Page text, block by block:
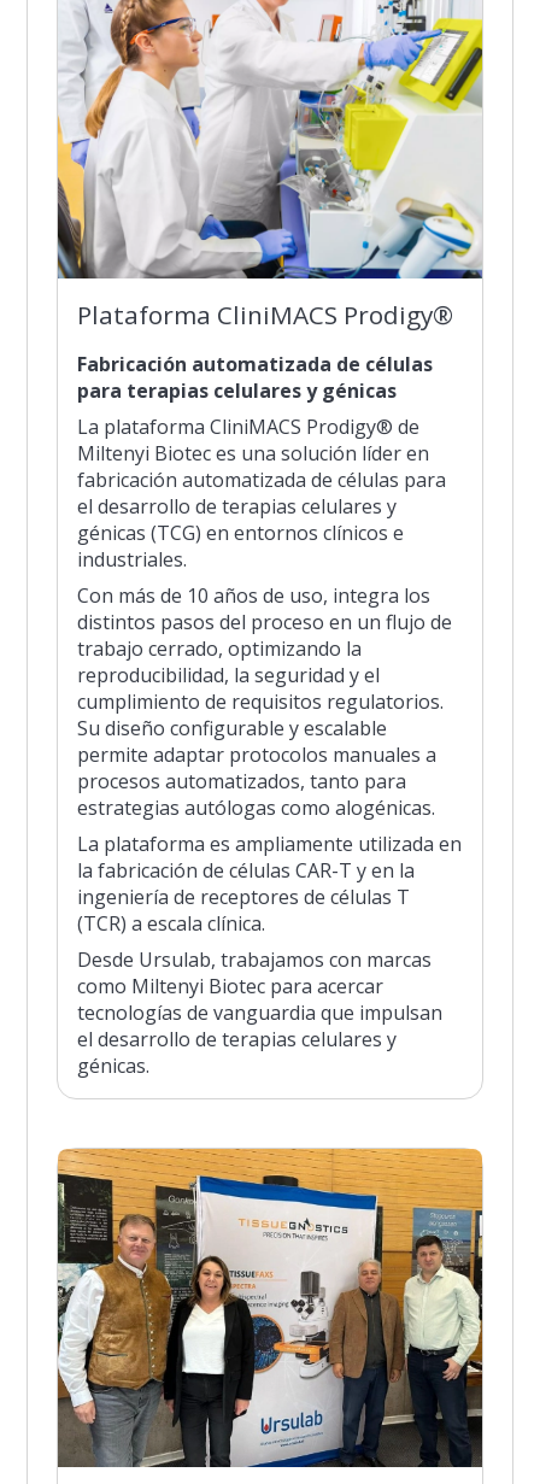
Plataforma CliniMACS Prodigy®
Fabricación automatizada de células
para terapias celulares y génicas
La plataforma CliniMACS Prodigy® de
Miltenyi Biotec es una solución líder en
fabricación automatizada de células para
el desarrollo de terapias celulares y
génicas (TCG) en entornos clínicos e
industriales.
Con más de 10 años de uso, integra los
distintos pasos del proceso en un flujo de
trabajo cerrado, optimizando la
reproducibilidad, la seguridad y el
cumplimiento de requisitos regulatorios.
Su diseño configurable y escalable
permite adaptar protocolos manuales a
procesos automatizados, tanto para
estrategias autólogas como alogénicas.
La plataforma es ampliamente utilizada en
la fabricación de células CAR-T y en la
ingeniería de receptores de células T
(TCR) a escala clínica.
Desde Ursulab, trabajamos con marcas
como Miltenyi Biotec para acercar
tecnologías de vanguardia que impulsan
el desarrollo de terapias celulares y
génicas.